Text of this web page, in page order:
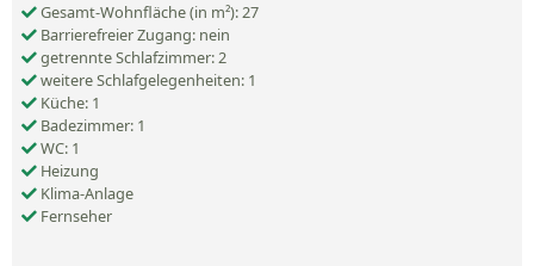
Gesamt-Wohnfläche (in m²): 27
Barrierefreier Zugang: nein
getrennte Schlafzimmer: 2
weitere Schlafgelegenheiten: 1
Küche: 1
Badezimmer: 1
WC: 1
Heizung
Klima-Anlage
Fernseher